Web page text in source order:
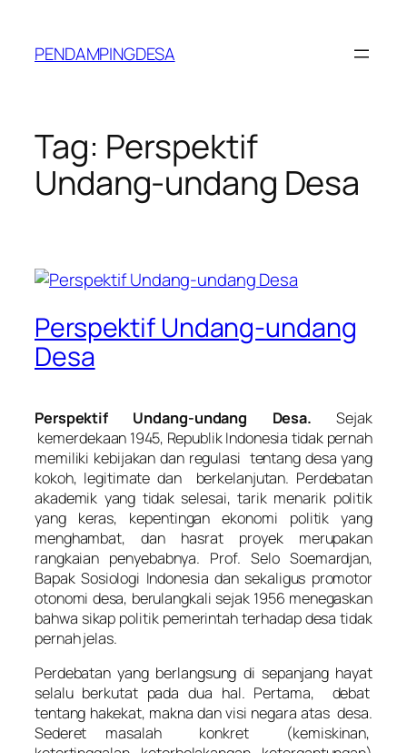
konten
PENDAMPINGDESA
Tag: Perspektif
Undang-undang Desa
Perspektif Undang-undang
Desa
Perspektif Undang-undang Desa. Sejak
kemerdekaan 1945, Republik Indonesia tidak pernah
memiliki kebijakan dan regulasi tentang desa yang
kokoh, legitimatedan berkelanjutan. Perdebatan
akademik yang tidak selesai, tarik menarik politik
yang keras, kepentingan ekonomi politik yang
menghambat, dan hasrat proyek merupakan
rangkaian penyebabnya. Prof. Selo Soemardjan,
Bapak Sosiologi Indonesia dan sekaligus promotor
otonomi desa, berulangkali sejak 1956 menegaskan
bahwa sikap politik pemerintah terhadap desa tidak
pernah jelas.
Perdebatan yang berlangsung di sepanjang hayat
selalu berkutat pada dua hal. Pertama, debat
tentang hakekat, makna dan visi negara atas desa.
Sederet masalah konkret (kemiskinan,